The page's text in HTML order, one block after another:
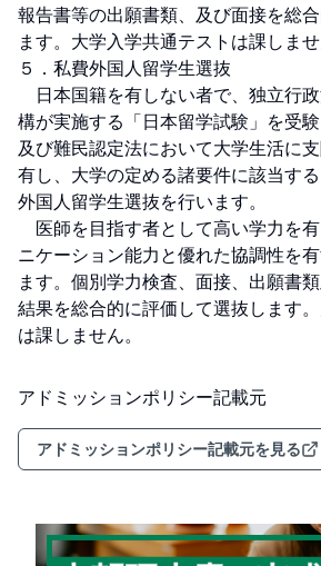
報告書等の出願書類、及び面接を総
ます。大学入学共通テストは課しませ
５．私費外国人留学生選抜
日本国籍を有しない者で、独立行
構が実施する「日本留学試験」を受
及び難民認定法において大学生活に
有し、大学の定める諸要件に該当す
外国人留学生選抜を行います。
医師を目指す者として高い学力を
ニケーション能力と優れた協調性を
ます。個別学力検査、面接、出願書
結果を総合的に評価して選抜します
は課しません。
アドミッションポリシー記載元
アドミッションポリシー記載元を見る